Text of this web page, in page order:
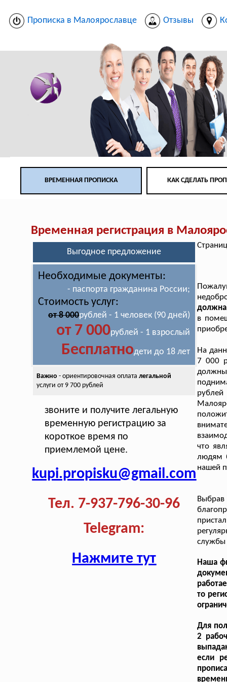
Прописка в Малоярославце Отзывы
ВРЕМЕННАЯ ПРОПИСКА КАК СДЕЛАТЬ
Временная регистрация в
Выгодное предложение
Необходимые документы:
- паспорта гражданина России;
Стоимость услуг:
от 8 000рублей - 1 человек (90 дней)
от 7 000рублей - 1 взрослый
Бесплатнодети до 18 лет
Важно - ориентировочная оплата легальной
услуги от 9 700 рублей
звоните и получите легальную
временную регистрацию за
короткое время по
приемлемой цене.
kupi.propisku@gmail.com
Тел. 7-937-796-30-96
Telegram:
Нажмите тут
в
На
7 000
что
людям
нашей
службы
Наша
то
Для
2
если